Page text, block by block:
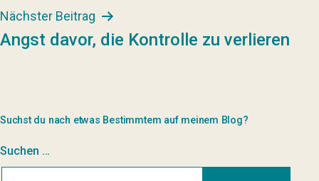
Beitragsnavigation
Nächster Beitrag
Angst davor, die Kontrolle zu verlieren
Suchst du nach etwas Bestimmtem auf meinem Blog?
Suchen …